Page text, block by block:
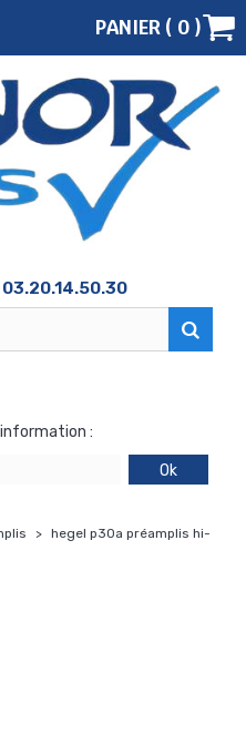
PANIER ( 0 )
03.20.14.50.30
:
Ok
> hegel p30a préamplis hi-